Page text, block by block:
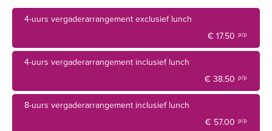
4-uurs vergaderarrangement exclusief lunch
€ 17.50 p/p
4-uurs vergaderarrangement inclusief lunch
€ 38.50 p/p
8-uurs vergaderarrangement inclusief lunch
€ 57.00 p/p